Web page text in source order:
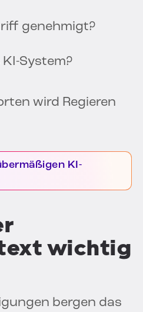
genehmigt?
System?
wird Regieren
KI-
wichtig
bergen das